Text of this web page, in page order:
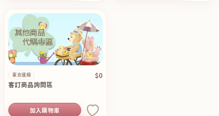
東京連線 $0
客訂商品詢問區
加入購物車